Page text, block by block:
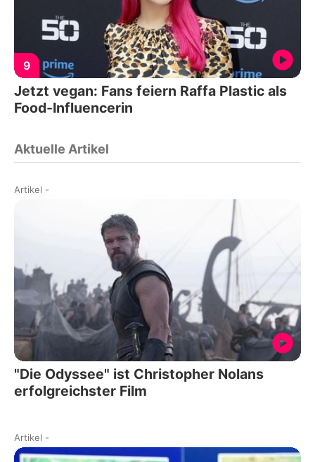
9
Jetzt vegan: Fans feiern Raffa Plastic als
Food-Influencerin
Aktuelle Artikel
Artikel -
"Die Odyssee" ist Christopher Nolans
erfolgreichster Film
Artikel -